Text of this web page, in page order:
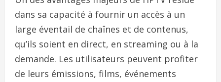
dans sa capacité à fournir un accès à un
large éventail de chaînes et de contenus,
qu’ils soient en direct, en streaming ou à la
demande. Les utilisateurs peuvent profiter
de leurs émissions, films, événements